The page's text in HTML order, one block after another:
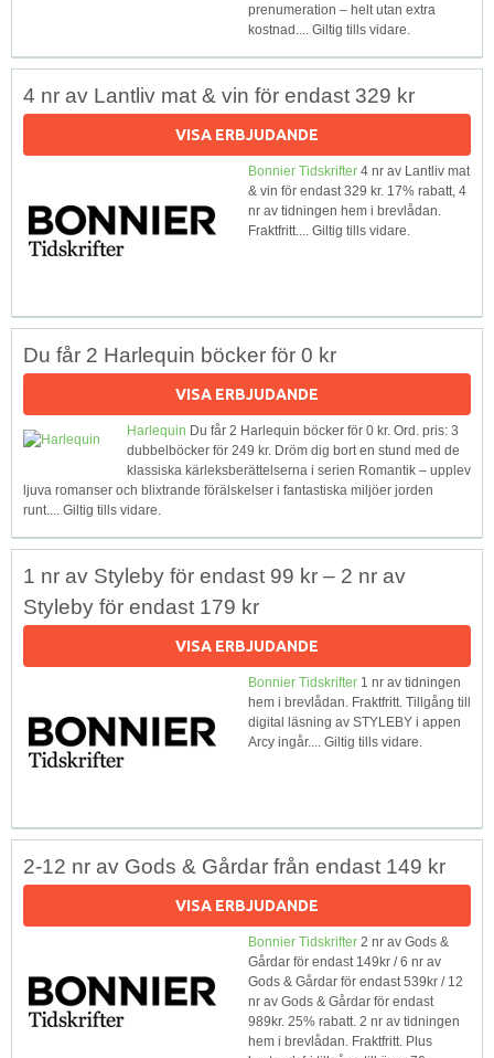
prenumeration – helt utan extra
kostnad.... Giltig tills vidare.
4 nr av Lantliv mat & vin för endast 329 kr
VISA ERBJUDANDE
Bonnier Tidskrifter 4 nr av Lantliv mat
& vin för endast 329 kr. 17% rabatt, 4
nr av tidningen hem i brevlådan.
Fraktfritt.... Giltig tills vidare.
Du får 2 Harlequin böcker för 0 kr
VISA ERBJUDANDE
Harlequin Du får 2 Harlequin böcker för 0 kr. Ord. pris: 3
dubbelböcker för 249 kr. Dröm dig bort en stund med de
klassiska kärleksberättelserna i serien Romantik – upplev
ljuva romanser och blixtrande förälskelser i fantastiska miljöer jorden
runt.... Giltig tills vidare.
1 nr av Styleby för endast 99 kr – 2 nr av
Styleby för endast 179 kr
VISA ERBJUDANDE
Bonnier Tidskrifter 1 nr av tidningen
hem i brevlådan. Fraktfritt. Tillgång till
digital läsning av STYLEBY i appen
Arcy ingår.... Giltig tills vidare.
2-12 nr av Gods & Gårdar från endast 149 kr
VISA ERBJUDANDE
Bonnier Tidskrifter 2 nr av Gods &
Gårdar för endast 149kr / 6 nr av
Gods & Gårdar för endast 539kr / 12
nr av Gods & Gårdar för endast
989kr. 25% rabatt. 2 nr av tidningen
hem i brevlådan. Fraktfritt. Plus